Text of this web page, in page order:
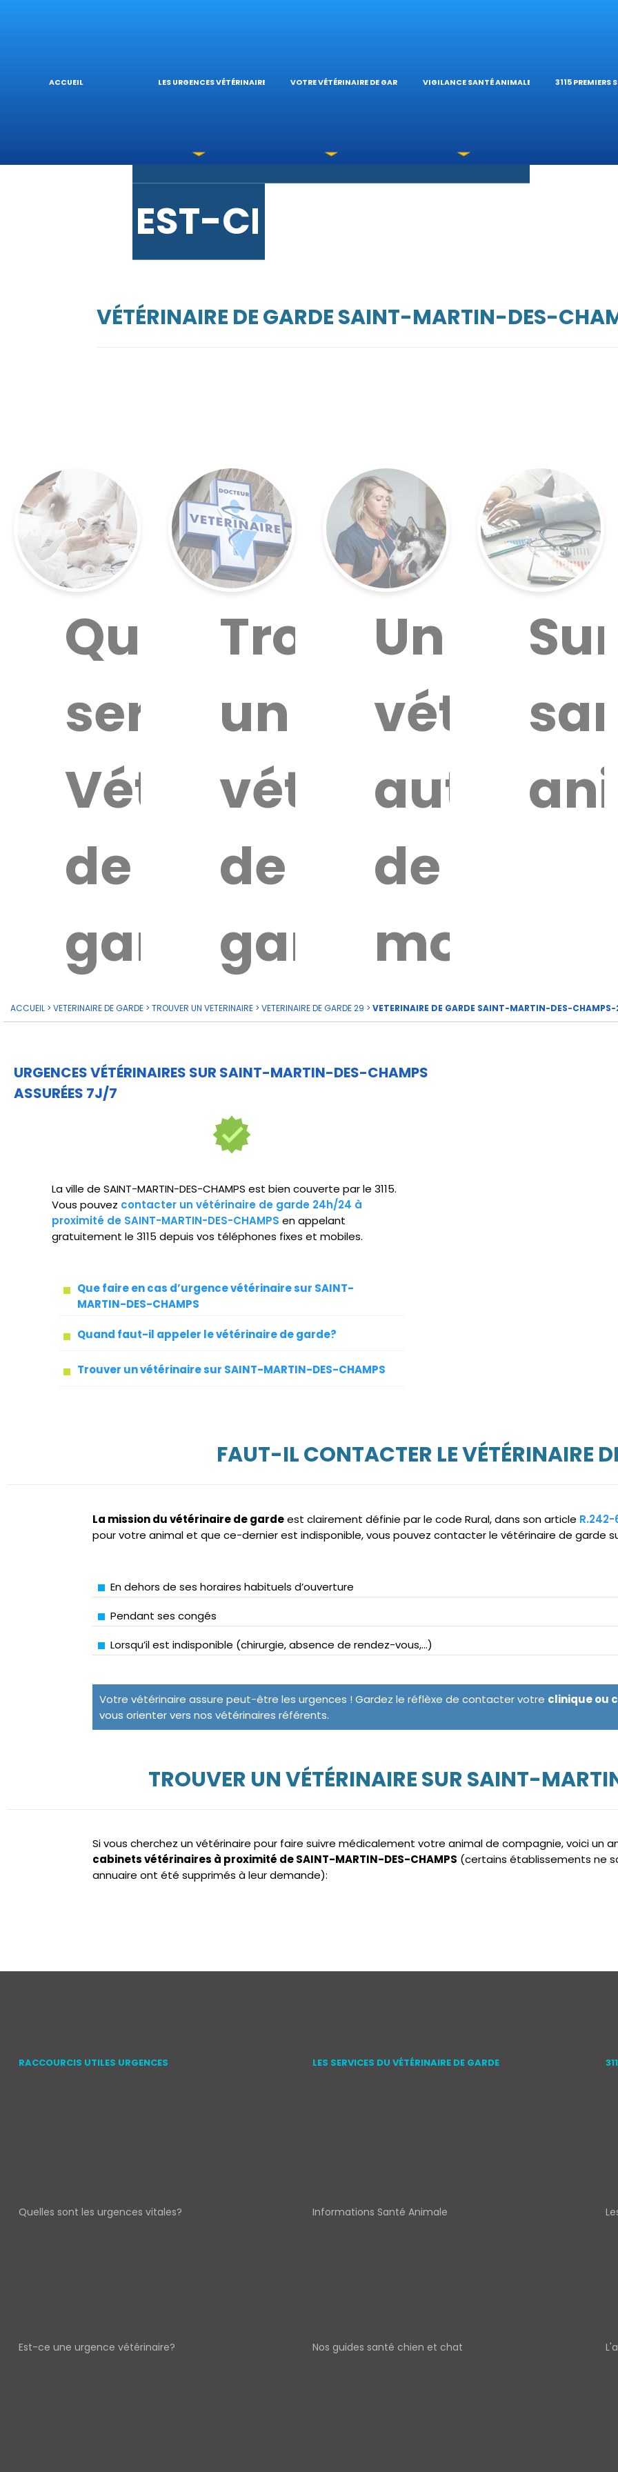
ACCUEIL LES URGENCES VÉTÉRINAIRES
URGENCES
LES INTOXICATIONS
EST-CE UNE URGENCE?
VOTRE VÉTÉRINAIRE DE GARDE
L’HÔPITAL
VÉTÉRINAIRES DU
VIGILANCE SANTÉ ANIMALE
GUIDES
3115 PREMIERS
VÉTÉRINAIRE DE GARDE SAINT-MARTIN-DES-
Quel
service
Vétérinaire
de
garde?
Trouver
un
vétérinaire
de
garde
Un
autour
de
moi
ACCUEIL > VETERINAIRE DE GARDE > TROUVER UN VETERINAIRE > VETERINAIRE DE GARDE 29 > VETERINAIRE DE GARDE SAINT-MARTIN-DES-
URGENCES VÉTÉRINAIRES SUR SAINT-MARTIN-DES-CHAMPS
ASSURÉES 7J/7
La ville de SAINT-MARTIN-DES-CHAMPS est bien couverte par le 3115.
Vous pouvez contacter un vétérinaire de garde 24h/24 à
proximité de SAINT-MARTIN-DES-CHAMPS en appelant
gratuitement le 3115 depuis vos téléphones fixes et mobiles.
Que faire en cas d’urgence vétérinaire sur SAINT-
MARTIN-DES-CHAMPS
Quand faut-il appeler le vétérinaire de garde?
Trouver un vétérinaire sur SAINT-MARTIN-DES-CHAMPS
FAUT-IL CONTACTER LE VÉTÉRINAIRE
La mission du vétérinaire de gardeest clairement définie par le code Rural, dans son article R.242-
pour votre animal et que ce-dernier est indisponible, vous pouvez contacter le vétérinaire de garde sur
En dehors de ses horaires habituels d’ouverture
Pendant ses congés
Lorsqu’il est indisponible (chirurgie, absence de rendez-vous,...)
Votre vétérinaire assure peut-être les urgences ! Gardez le réflèxe de contacter votre clinique ou
vous orienter vers nos vétérinaires référents.
TROUVER UN VÉTÉRINAIRE SUR SAINT-
Si vous cherchez un vétérinaire pour faire suivre médicalement votre animal de compagnie, voici un
cabinets vétérinaires à proximité de SAINT-MARTIN-DES-CHAMPS (certains établissements ne
annuaire ont été supprimés à leur demande):
RACCOURCIS UTILES URGENCES
Quelles sont les urgences vitales?
Est-ce une urgence vétérinaire?
LES SERVICES DU VÉTÉRINAIRE DE GARDE
Informations Santé Animale
Nos guides santé chien et chat